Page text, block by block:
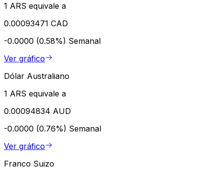
1 ARS equivale a
0.00093471 CAD
-0.0000 (0.58%) Semanal
Ver gráfico
Dólar Australiano
1 ARS equivale a
0.00094834 AUD
-0.0000 (0.76%) Semanal
Ver gráfico
Franco Suizo